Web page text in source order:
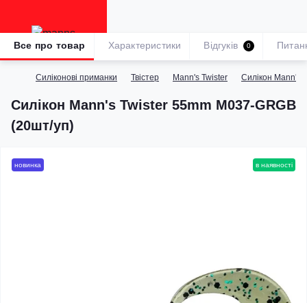
Силіконові приманки Твістер Mann's Twister Силікон Mann's
Силікон Mann's Twister 55mm M037-GRGB
(20шт/уп)
Все про товар Характеристики Відгуків 0
новинка в наявності